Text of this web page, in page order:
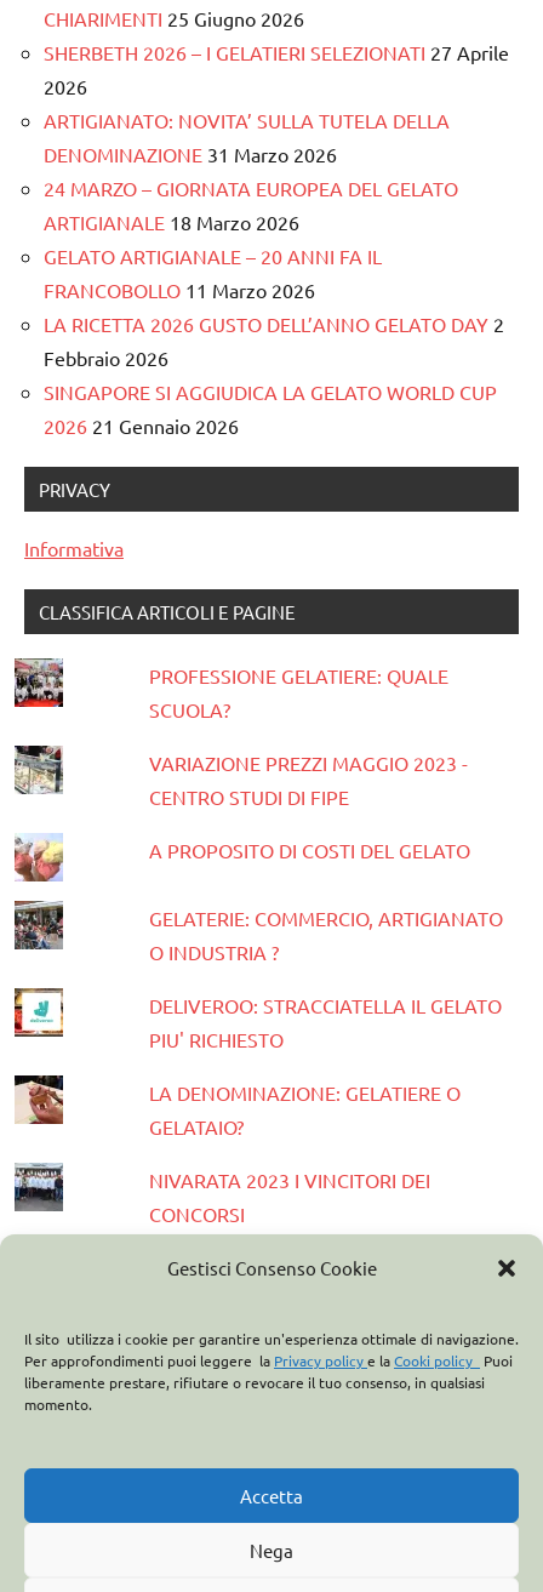
Gestisci Consenso Cookie
Il sito utilizza i cookie per garantire un'esperienza ottimale di navigazione.
Per approfondimenti puoi leggere la Privacy policye laCooki policy
Puoi
liberamente prestare, rifiutare o revocare il tuo consenso, in qualsiasi
momento.
Accetta
Nega
CHIARIMENTI 25 Giugno 2026
SHERBETH 2026 – I GELATIERI SELEZIONATI 27 Aprile
2026
ARTIGIANATO: NOVITA’ SULLA TUTELA DELLA
DENOMINAZIONE 31 Marzo 2026
24 MARZO – GIORNATA EUROPEA DEL GELATO
ARTIGIANALE 18 Marzo 2026
GELATO ARTIGIANALE – 20 ANNI FA IL
FRANCOBOLLO 11 Marzo 2026
LA RICETTA 2026 GUSTO DELL’ANNO GELATO DAY 2
Febbraio 2026
SINGAPORE SI AGGIUDICA LA GELATO WORLD CUP
2026 21 Gennaio 2026
PRIVACY
Informativa
CLASSIFICA ARTICOLI E PAGINE
PROFESSIONE GELATIERE: QUALE
SCUOLA?
VARIAZIONE PREZZI MAGGIO 2023 -
CENTRO STUDI DI FIPE
A PROPOSITO DI COSTI DEL GELATO
GELATERIE: COMMERCIO, ARTIGIANATO
O INDUSTRIA ?
DELIVEROO: STRACCIATELLA IL GELATO
PIU' RICHIESTO
LA DENOMINAZIONE: GELATIERE O
GELATAIO?
NIVARATA 2023 I VINCITORI DEI
CONCORSI
PRESENTATA LA GUIDA GELATERIE
ASSOCIAZIONE ITALIANA GELATIERI:
CASA OPTIMA PARTNER
CONO GELATO